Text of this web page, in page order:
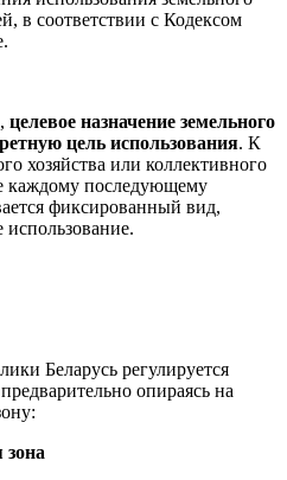
в соответствии с Кодексом
целевое назначение земельного
цель использования. К
хозяйства или коллективного
каждому последующему
фиксированный вид,
Беларусь регулируется
опираясь на